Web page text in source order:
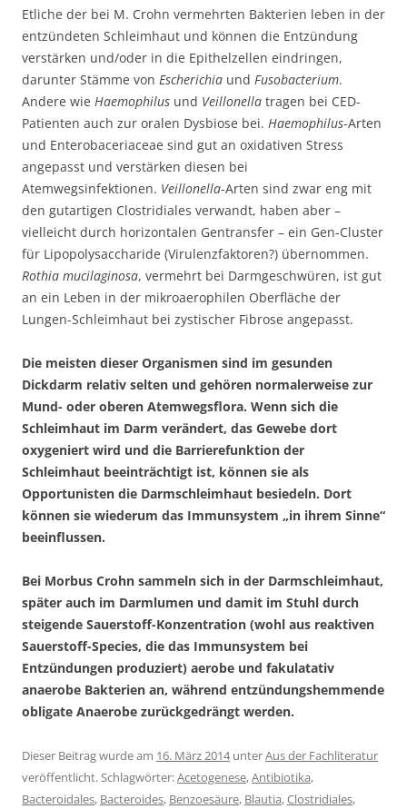
Etliche der bei M. Crohn vermehrten Bakterien leben in der
entzündeten Schleimhaut und können die Entzündung
verstärken und/oder in die Epithelzellen eindringen,
darunter Stämme von Escherichia und Fusobacterium.
Andere wie Haemophilus und Veillonella tragen bei CED-
Patienten auch zur oralen Dysbiose bei. Haemophilus-Arten
und Enterobaceriaceae sind gut an oxidativen Stress
angepasst und verstärken diesen bei
Atemwegsinfektionen. Veillonella-Arten sind zwar eng mit
den gutartigen Clostridiales verwandt, haben aber –
vielleicht durch horizontalen Gentransfer – ein Gen-Cluster
für Lipopolysaccharide (Virulenzfaktoren?) übernommen.
Rothia mucilaginosa, vermehrt bei Darmgeschwüren, ist gut
an ein Leben in der mikroaerophilen Oberfläche der
Lungen-Schleimhaut bei zystischer Fibrose angepasst.
Die meisten dieser Organismen sind im gesunden
Dickdarm relativ selten und gehören normalerweise zur
Mund- oder oberen Atemwegsflora. Wenn sich die
Schleimhaut im Darm verändert, das Gewebe dort
oxygeniert wird und die Barrierefunktion der
Schleimhaut beeinträchtigt ist, können sie als
Opportunisten die Darmschleimhaut besiedeln. Dort
können sie wiederum das Immunsystem „in ihrem Sinne“
beeinflussen.
Bei Morbus Crohn sammeln sich in der Darmschleimhaut,
später auch im Darmlumen und damit im Stuhl durch
steigende Sauerstoff-Konzentration (wohl aus reaktiven
Sauerstoff-Species, die das Immunsystem bei
Entzündungen produziert) aerobe und fakulatativ
anaerobe Bakterien an, während entzündungshemmende
obligate Anaerobe zurückgedrängt werden.
Dieser Beitrag wurde am 16. März 2014unterAus der Fachliteratur
veröffentlicht. Schlagwörter:Acetogenese,Antibiotika,
Bacteroidales, Bacteroides, Benzoesäure, Blautia,Clostridiales,